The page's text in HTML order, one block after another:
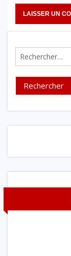
Rechercher :